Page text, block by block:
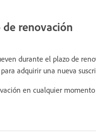
de renovación
durante el plazo de
adquirir una nueva
en cualquier